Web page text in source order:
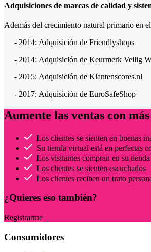
Adquisiciones de marcas de calidad y
Además del crecimiento natural primario en
- 2014: Adquisición de Friendlyshops
- 2014: Adquisición de Keurmerk Veilig
- 2015: Adquisición de Klantenscores.nl
- 2017: Adquisición de EuroSafeShop
Aumente las ventas con
Los clientes se sienten en buenas
Su tienda virtual está en perfectas
Los visitantes compran en su
Los clientes se sienten escuchados
Los clientes reciben un trato
¿Quieres eso también?
Registrarme
Consumidores